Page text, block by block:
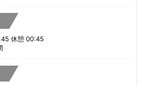
休憩 00:45